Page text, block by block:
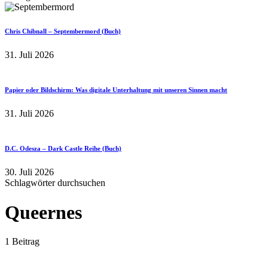
Chris Chibnall – Septembermord (Buch)
31. Juli 2026
Papier oder Bildschirm: Was digitale Unterhaltung mit unseren Sinnen macht
31. Juli 2026
D.C. Odesza – Dark Castle Reihe (Buch)
30. Juli 2026
Schlagwörter durchsuchen
Queernes
1 Beitrag